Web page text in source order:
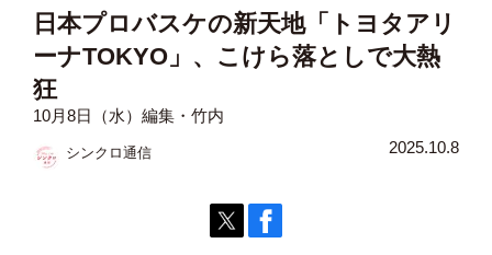
日本プロバスケの新天地「トヨタアリ
ーナTOKYO」、こけら落としで大熱
狂
10月8日（水）編集・竹内
シンクロ通信 2025.10.8